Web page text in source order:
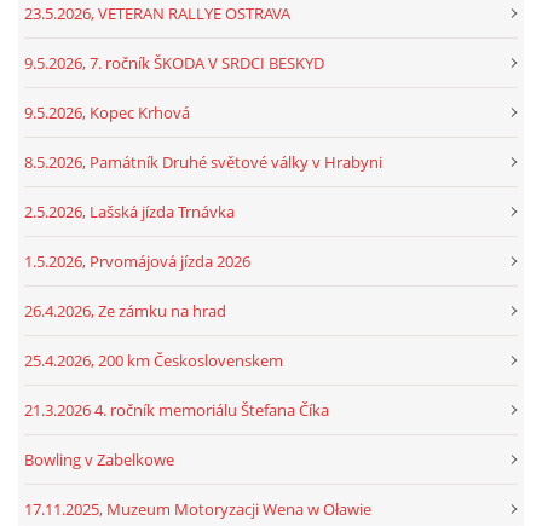
23.5.2026, VETERAN RALLYE OSTRAVA
9.5.2026, 7. ročník ŠKODA V SRDCI BESKYD
9.5.2026, Kopec Krhová
8.5.2026, Památník Druhé světové války v Hrabyni
2.5.2026, Lašská jízda Trnávka
1.5.2026, Prvomájová jízda 2026
26.4.2026, Ze zámku na hrad
25.4.2026, 200 km Československem
21.3.2026 4. ročník memoriálu Štefana Číka
Bowling v Zabelkowe
17.11.2025, Muzeum Motoryzacji Wena w Oławie